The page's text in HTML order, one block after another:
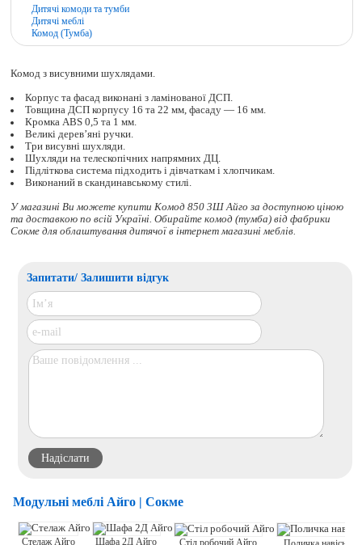
Дитячі комоди та тумби
Дитячі меблі
Комод (Тумба)
Комод з висувними шухлядами.
Корпус та фасад виконані з ламінованої ДСП.
Товщина ДСП корпусу 16 та 22 мм, фасаду — 16 мм.
Кромка ABS 0,5 та 1 мм.
Великі дерев’яні ручки.
Три висувні шухляди.
Шухляди на телескопічних напрямних ДЦ.
Підліткова система підходить і дівчаткам і хлопчикам.
Виконаний в скандинавському стилі.
У магазині Ви можете купити Комод 850 3Ш Айго за доступною ціною
та доставкою по всій Україні. Обирайте комод (тумба)від фабрики
Сокме для облаштування дитячої в інтернет магазині меблів.
Запитати/ Залишити відгук
Модульні меблі Айго | Сокме
Стелаж Айго Шафа 2Д Айго Стіл робочий Айго Поличка навісна